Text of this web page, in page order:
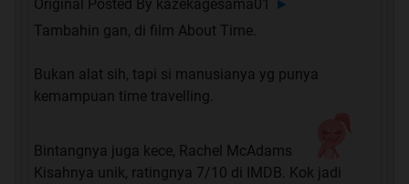
Original Posted By kazekagesama01
►
Tambahin gan, di film About Time.
Bukan alat sih, tapi si manusianya yg punya
kemampuan time travelling.
Bintangnya juga kece, Rachel McAdams
Kisahnya unik, ratingnya 7/10 di IMDB. Kok jadi